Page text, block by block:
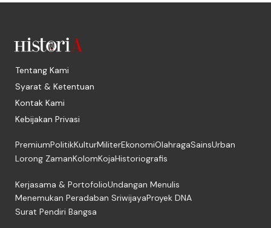
Tentang Kami
Syarat & Ketentuan
Kontak Kami
Kebijakan Privasi
PremiumPolitikKulturMiliterEkonomiOlahragaSainsUrban
Lorong ZamanKolomKojaHistoriografis
Kerjasama & PortofolioUndangan Menulis
Menemukan Peradaban SriwijayaProyek DNA
Surat Pendiri Bangsa